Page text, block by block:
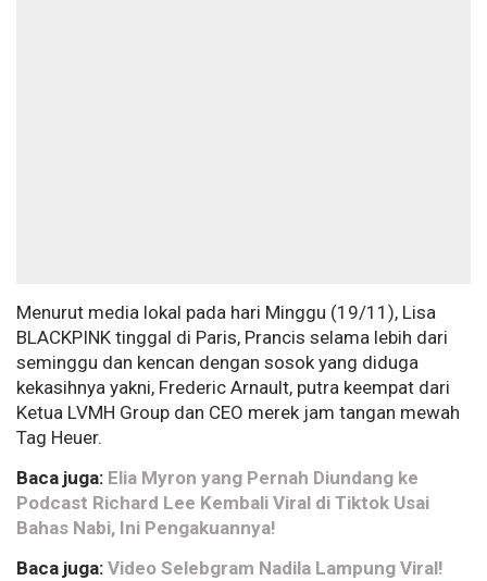
Menurut media lokal pada hari Minggu (19/11), Lisa
BLACKPINK tinggal di Paris, Prancis selama lebih dari
seminggu dan kencan dengan sosok yang diduga
kekasihnya yakni, Frederic Arnault, putra keempat dari
Ketua LVMH Group dan CEO merek jam tangan mewah
Tag Heuer.
Baca juga: Elia Myron yang Pernah Diundang ke
Podcast Richard Lee Kembali Viral di Tiktok Usai
Bahas Nabi, Ini Pengakuannya!
Baca juga: Video Selebgram Nadila Lampung Viral!